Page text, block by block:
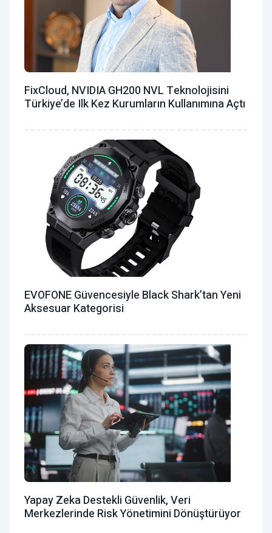
FixCloud, NVIDIA GH200 NVL Teknolojisini
Türkiye’de Ilk Kez Kurumların Kullanımına Açtı
EVOFONE Güvencesiyle Black Shark’tan Yeni
Aksesuar Kategorisi
Yapay Zeka Destekli Güvenlik, Veri
Merkezlerinde Risk Yönetimini Dönüştürüyor